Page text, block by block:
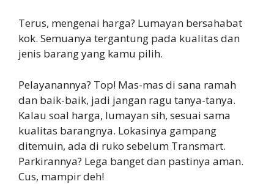
Terus, mengenai harga? Lumayan bersahabat
kok. Semuanya tergantung pada kualitas dan
jenis barang yang kamu pilih.
Pelayanannya? Top! Mas-mas di sana ramah
dan baik-baik, jadi jangan ragu tanya-tanya.
Kalau soal harga, lumayan sih, sesuai sama
kualitas barangnya. Lokasinya gampang
ditemuin, ada di ruko sebelum Transmart.
Parkirannya? Lega banget dan pastinya aman.
Cus, mampir deh!